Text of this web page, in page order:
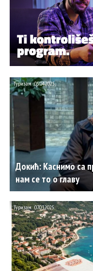
​Докић: Каснимо са
нам се то о главу
Туризам 05.04.2025.
Туризам 07.03.2025.